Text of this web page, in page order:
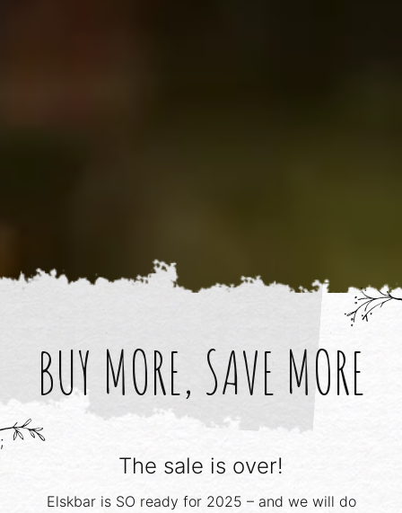
BUY MORE, SAVE MORE
;
The sale is over!
Elskbar is SO ready for 2025 – and we will do